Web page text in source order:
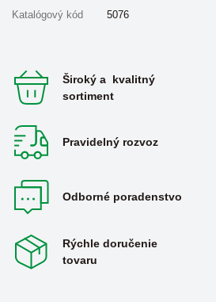
Katalógový kód
5076
Široký a kvalitný
sortiment
Pravidelný rozvoz
Odborné poradenstvo
Rýchle doručenie
tovaru